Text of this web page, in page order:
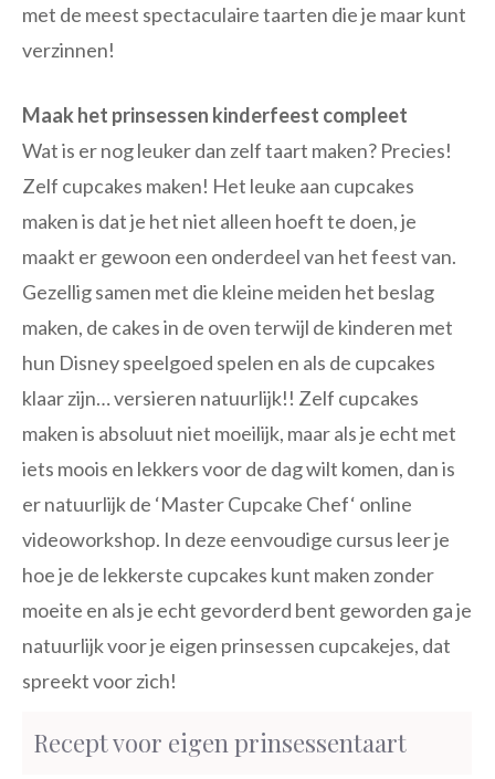
met de meest spectaculaire taarten die je maar kunt
verzinnen!
Maak het prinsessen kinderfeest compleet
Wat is er nog leuker dan zelf taart maken? Precies!
Zelf cupcakes maken! Het leuke aan cupcakes
maken is dat je het niet alleen hoeft te doen, je
maakt er gewoon een onderdeel van het feest van.
Gezellig samen met die kleine meiden het beslag
maken, de cakes in de oven terwijl de kinderen met
hun Disney speelgoed spelen en als de cupcakes
klaar zijn… versieren natuurlijk!! Zelf cupcakes
maken is absoluut niet moeilijk, maar als je echt met
iets moois en lekkers voor de dag wilt komen, dan is
er natuurlijk de ‘Master Cupcake Chef‘ online
videoworkshop. In deze eenvoudige cursus leer je
hoe je de lekkerste cupcakes kunt maken zonder
moeite en als je echt gevorderd bent geworden ga je
natuurlijk voor je eigen prinsessen cupcakejes, dat
spreekt voor zich!
Recept voor eigen prinsessentaart